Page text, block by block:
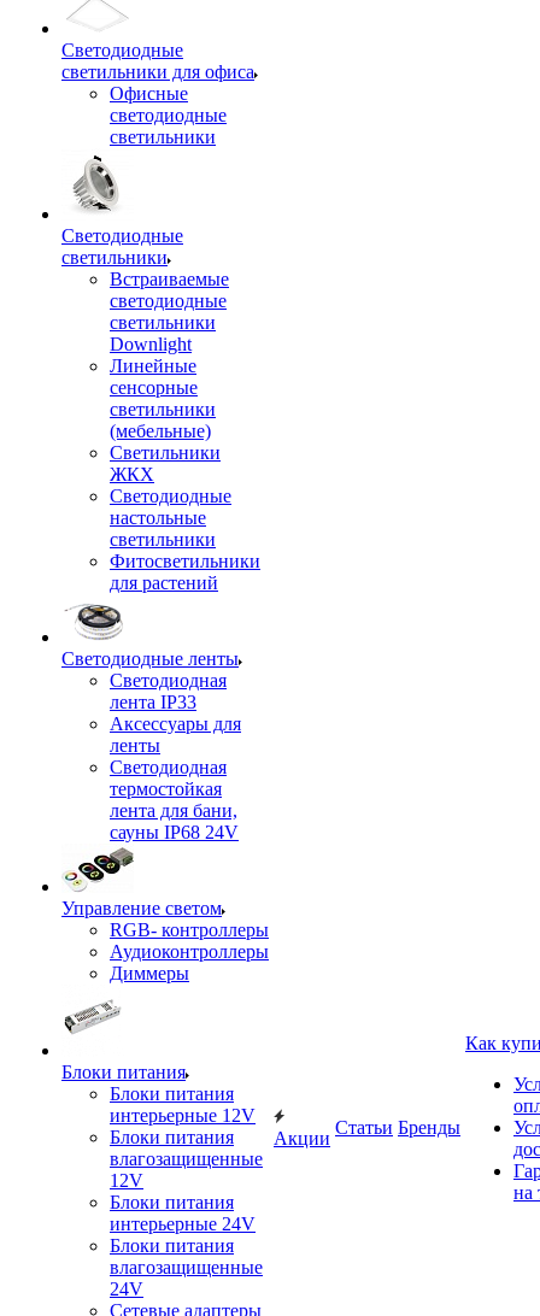
Светодиодные
светильники для офиса
Офисные
светодиодные
светильники
Светодиодные
светильники
Встраиваемые
светодиодные
светильники
Downlight
Линейные
сенсорные
светильники
(мебельные)
Светильники
ЖКХ
Светодиодные
настольные
светильники
Фитосветильники
для растений
Светодиодные ленты
Светодиодная
лента IP33
Аксессуары для
ленты
Светодиодная
термостойкая
лента для бани,
сауны IP68 24V
Управление светом
RGB- контроллеры
Аудиоконтроллеры
Диммеры
Блоки питания
Блоки питания
интерьерные 12V
Блоки питания
влагозащищенные
12V
Блоки питания
интерьерные 24V
Блоки питания
влагозащищенные
24V
Сетевые адаптеры
Акции
Статьи Бренды
Как
на